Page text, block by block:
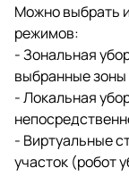
Можно выбрать
режимов:
- Зональная
выбранные зоны
- Локальная
- Виртуальные
участок (робот